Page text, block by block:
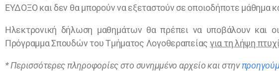
ΕΥΔΟΞΟ και δεν θα μπορούν να εξεταστούν σε οποιοδήποτε μάθημα
Ηλεκτρονική δήλωση μαθημάτων θα πρέπει να υποβάλουν και
Πρόγραμμα Σπουδών του Τμήματος Λογοθεραπείας για τη λήψη
* Περισσότερες πληροφορίες στο συνημμένο αρχείο και στην